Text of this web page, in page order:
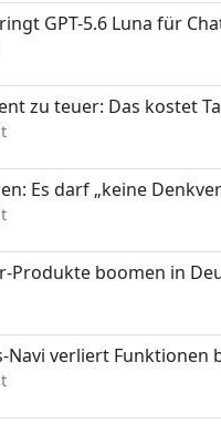
GPT-5.6 Luna für
zu teuer: Das kostet
Es darf „keine
Produkte boomen in
Navi verliert Funktionen